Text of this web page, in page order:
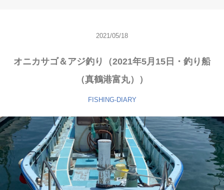
2021/05/18
オニカサゴ＆アジ釣り（2021年5月15日・釣り船
（真鶴港富丸））
FISHING-DIARY